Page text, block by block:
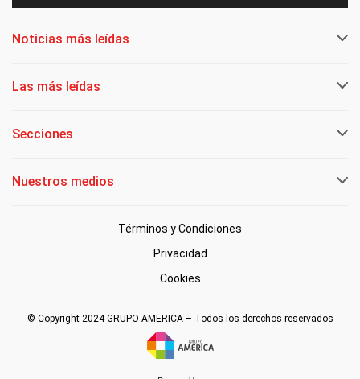
Noticias más leídas
Las más leídas
Secciones
Nuestros medios
Términos y Condiciones
Privacidad
Cookies
© Copyright 2024 GRUPO AMERICA – Todos los derechos reservados